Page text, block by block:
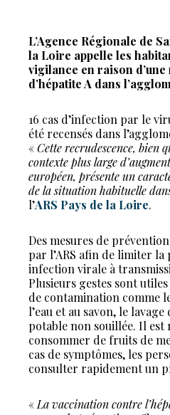
L’Agence Régionale de
la Loire appelle les
vigilance en raison
d’hépatite A dans
16 cas d’infection par le
été recensés dans
«Cette recrudescence, bien
contexte plus large
européen, présente un
de la situation habituelle
l’ARS Pays de la Loire.
Des mesures de
par l’ARS afin de limiter
infection virale à
Plusieurs gestes sont
de contamination comme
l’eau et au savon, le lavage
potable non souillée. Il est
consommer de fruits de
cas de symptômes, les
consulter rapidement un
« La vaccination contre